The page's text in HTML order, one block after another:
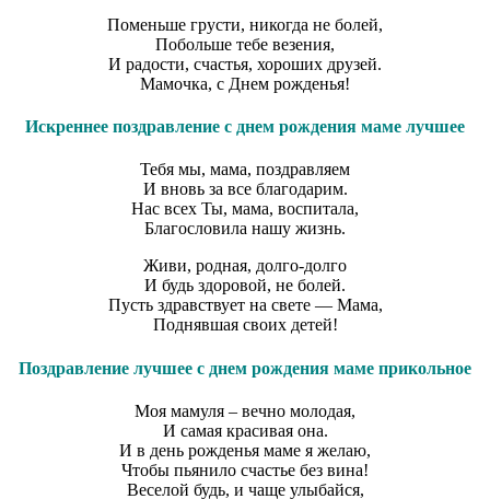
Поменьше грусти, никогда не болей,
Побольше тебе везения,
И радости, счастья, хороших друзей.
Мамочка, с Днем рожденья!
Искреннее поздравление с днем рождения маме лучшее
Тебя мы, мама, поздравляем
И вновь за все благодарим.
Нас всех Ты, мама, воспитала,
Благословила нашу жизнь.
Живи, родная, долго-долго
И будь здоровой, не болей.
Пусть здравствует на свете — Мама,
Поднявшая своих детей!
Поздравление лучшее с днем рождения маме прикольное
Моя мамуля – вечно молодая,
И самая красивая она.
И в день рожденья маме я желаю,
Чтобы пьянило счастье без вина!
Веселой будь, и чаще улыбайся,